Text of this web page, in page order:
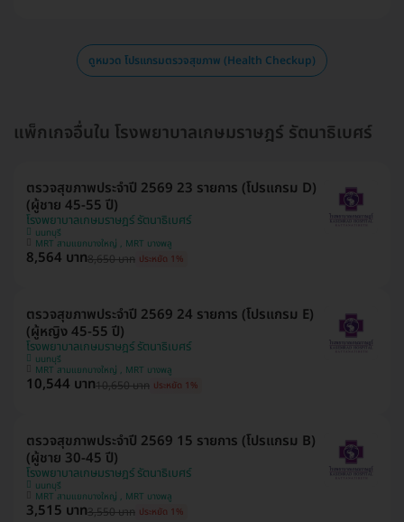
ดูหมวด โปรแกรมตรวจสุขภาพ (Health Checkup)
แพ็กเกจอื่นใน โรงพยาบาลเกษมราษฎร์ รัตนาธิเบศร์
ตรวจสุขภาพประจำปี 2569 23 รายการ (โปรแกรม D)
(ผู้ชาย 45-55 ปี)
โรงพยาบาลเกษมราษฎร์ รัตนาธิเบศร์
นนทบุรี
MRT สามแยกบางใหญ่ , MRT บางพลู
8,564 บาท8,650 บาท ประหยัด 1%
ตรวจสุขภาพประจำปี 2569 24 รายการ (โปรแกรม E)
(ผู้หญิง 45-55 ปี)
โรงพยาบาลเกษมราษฎร์ รัตนาธิเบศร์
นนทบุรี
MRT สามแยกบางใหญ่ , MRT บางพลู
10,544 บาท10,650 บาท ประหยัด 1%
ตรวจสุขภาพประจำปี 2569 15 รายการ (โปรแกรม B)
(ผู้ชาย 30-45 ปี)
โรงพยาบาลเกษมราษฎร์ รัตนาธิเบศร์
นนทบุรี
MRT สามแยกบางใหญ่ , MRT บางพลู
3,515 บาท3,550 บาท ประหยัด 1%